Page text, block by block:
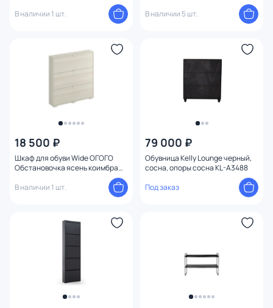
В наличии 1 шт.
В наличии 5 шт.
18 500 ₽
Шкаф для обуви Wide ОГОГО
Обстановочка ясень коимбра
В наличии 1 шт.
79 000 ₽
Обувница Kelly Lounge черный,
сосна, опоры сосна KL-A3488
Под заказ